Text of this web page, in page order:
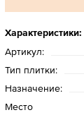
Характеристики:
Артикул:
Тип плитки:
Назначение:
Место